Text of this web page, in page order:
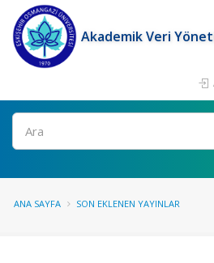
Akademik Veri
Ara
ANA SAYFA SON EKLENEN YAYINLAR